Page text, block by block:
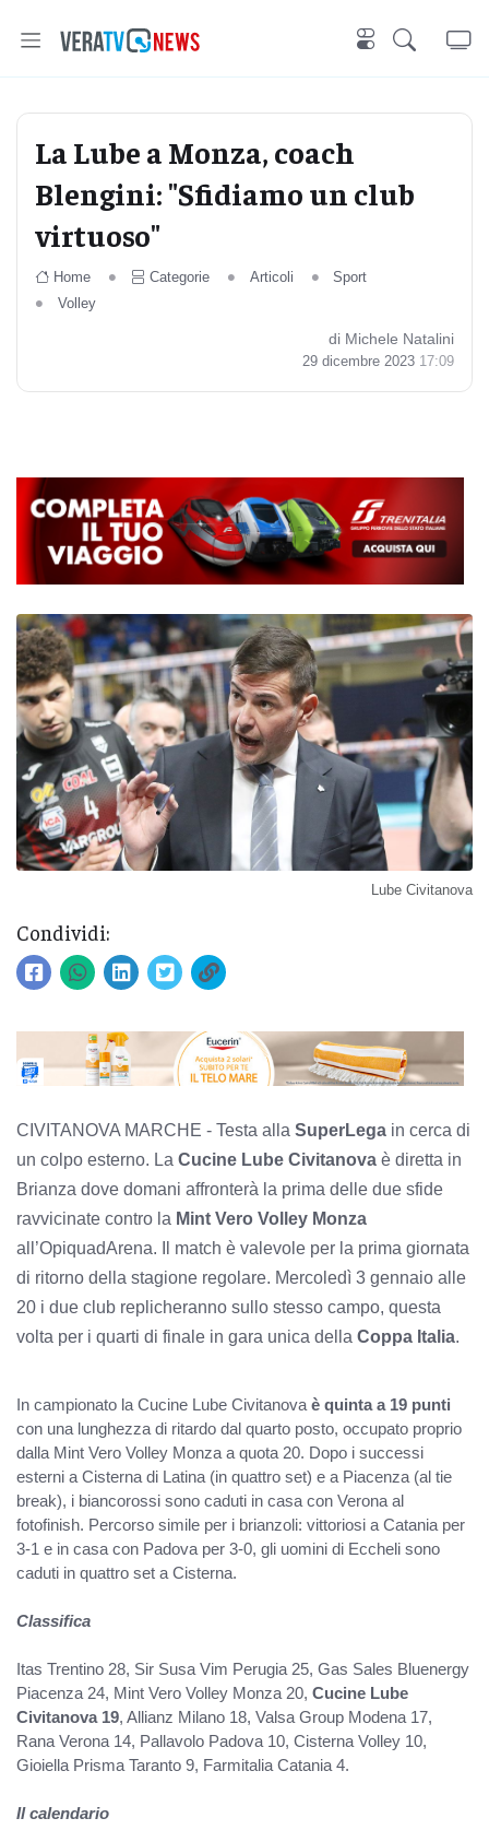
La Lube a Monza, coach
Blengini: "Sfidiamo un club
virtuoso"
Home Categorie Articoli
Sport
Volley
di Michele Natalini
29 dicembre 2023 17:09
Lube Civitanova
Condividi:
CIVITANOVA MARCHE - Testa alla SuperLega in cerca di
un colpo esterno. La Cucine Lube Civitanova è diretta in
Brianza dove domani affronterà la prima delle due sfide
ravvicinate contro la Mint Vero Volley Monza
all’OpiquadArena. Il match è valevole per la prima giornata
di ritorno della stagione regolare. Mercoledì 3 gennaio alle
20 i due club replicheranno sullo stesso campo, questa
volta per i quarti di finale in gara unica della Coppa Italia.
In campionato la Cucine Lube Civitanovaè quinta a 19 punti
con una lunghezza di ritardo dal quarto posto, occupato proprio
dalla Mint Vero Volley Monza a quota 20. Dopo i successi
esterni a Cisterna di Latina (in quattro set) e a Piacenza (al tie
break), i biancorossi sono caduti in casa con Verona al
fotofinish. Percorso simile per i brianzoli: vittoriosi a Catania per
3-1 e in casa con Padova per 3-0, gli uomini di Eccheli sono
caduti in quattro set a Cisterna.
Classifica
Itas Trentino 28, Sir Susa Vim Perugia 25, Gas Sales Bluenergy
Piacenza 24, Mint Vero Volley Monza 20, Cucine Lube
Civitanova 19, Allianz Milano 18, Valsa Group Modena 17,
Rana Verona 14, Pallavolo Padova 10, Cisterna Volley 10,
Gioiella Prisma Taranto 9, Farmitalia Catania 4.
Il calendario